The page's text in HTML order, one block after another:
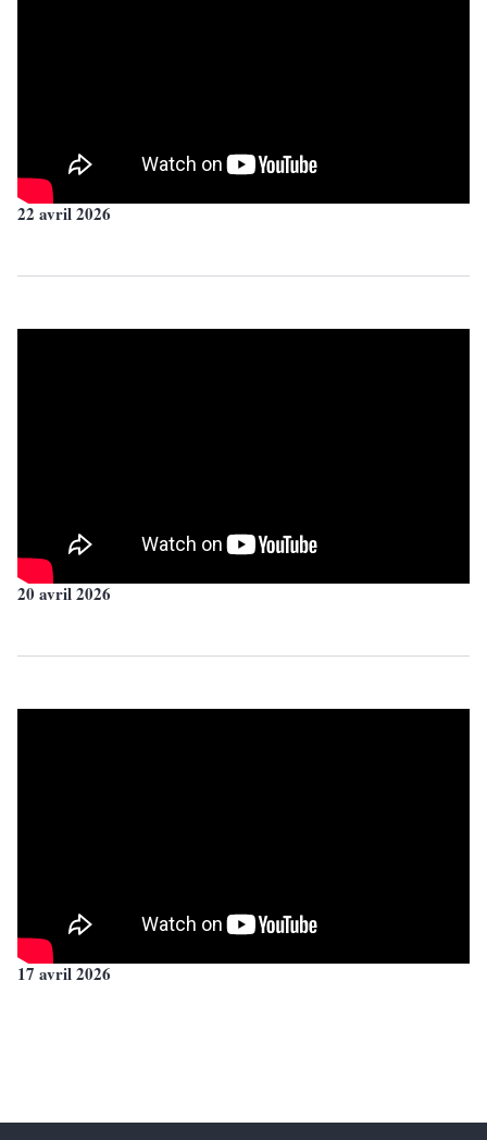
22 avril 2026
20 avril 2026
17 avril 2026